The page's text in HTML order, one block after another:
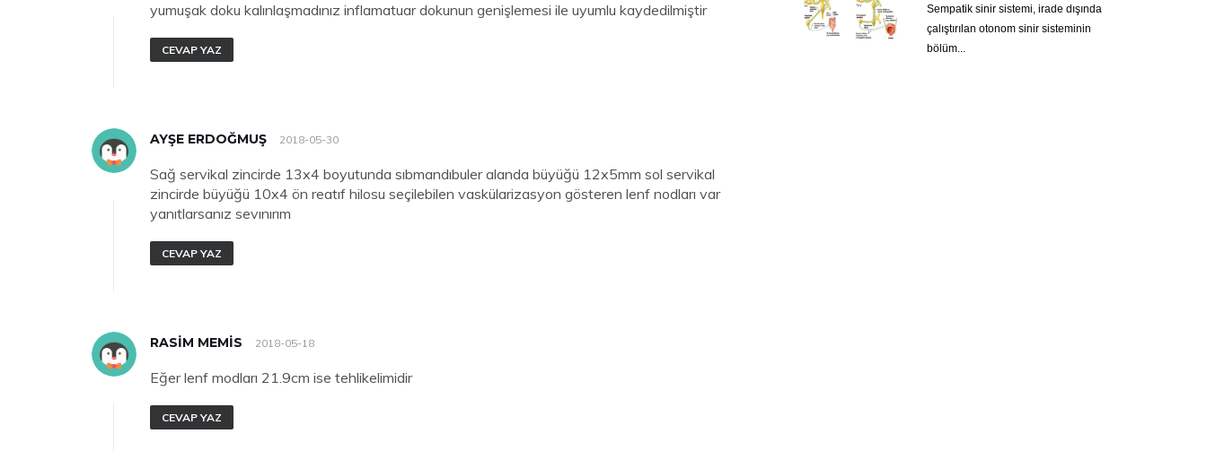
yumuşak doku kalınlaşmadınız inflamatuar dokunun genişlemesi ile uyumlu kaydedilmiştir
CEVAP YAZ
AYŞE ERDOĞMUŞ 2018-05-30
Sağ servikal zincirde 13x4 boyutunda sıbmandıbuler alanda büyüğü 12x5mm sol servikal
zincirde büyüğü 10x4 ön reatıf hilosu seçilebilen vaskülarizasyon gösteren lenf nodları var
yanıtlarsanız sevınırım
CEVAP YAZ
RASIM MEMIS 2018-05-18
Eğer lenf modları 21.9cm ise tehlikelimidir
CEVAP YAZ
Sempatik sinir sistemi, irade dışında
çalıştırılan otonom sinir sisteminin
bölüm...